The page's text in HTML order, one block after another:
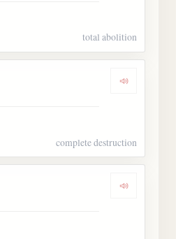
total abolition
Dengarkan
complete destruction
Dengarkan